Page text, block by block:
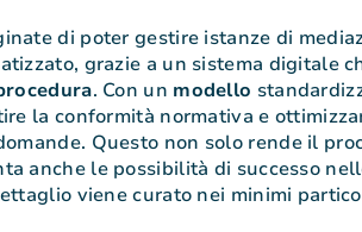
di poter gestire istanze di
grazie a un sistema digitale
. Con un modello
la conformità normativa e
Questo non solo rende il
anche le possibilità di successo
viene curato nei minimi